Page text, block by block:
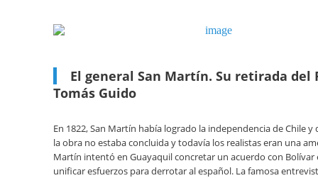
El general San Martín. Su retirada del
Tomás Guido
En 1822, San Martín había logrado la independencia de Chile y
la obra no estaba concluida y todavía los realistas eran una
Martín intentó en Guayaquil concretar un acuerdo con Bolívar
unificar esfuerzos para derrotar al español. La famosa